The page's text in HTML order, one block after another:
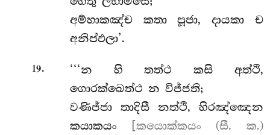
අම්හාකඤ්ච කතා පූජා, දායකා ච
අනිප්ඵලා’.
19.
‘‘‘න හි තත්ථ කසි අත්ථි,
ගොරක්ඛෙත්ථ න විජ්ජති;
වණිජ්ජා තාදිසී නත්ථි, හිරඤ්ඤෙන
කයාකයං
[කයොක්කයං (සී. ක.)